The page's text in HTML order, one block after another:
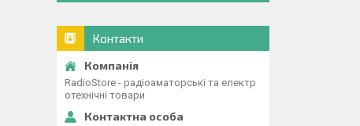
Контакти
RadioStore - радіоаматорські та електр
отехнічні товари